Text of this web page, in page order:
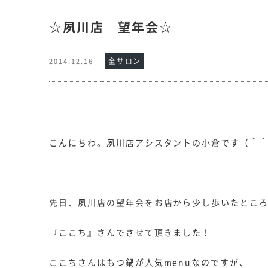
☆夙川店 望年会☆
2014.12.16 全サロン
こんにちわ。夙川店アシスタントの小倉です（＾
先日、夙川店の望年会をお店から少し歩いたとこ
『ここち』さんでさせて頂きました！
ここちさんはもつ鍋が人気menuなのですが、